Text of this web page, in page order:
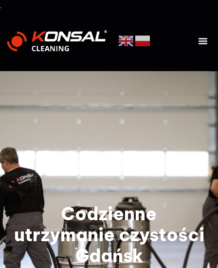
.
Codzienne
utrzymanie czystości
Gdańsk